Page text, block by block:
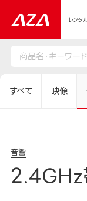
レンタ
すべて 映像
音響
2.4GHz